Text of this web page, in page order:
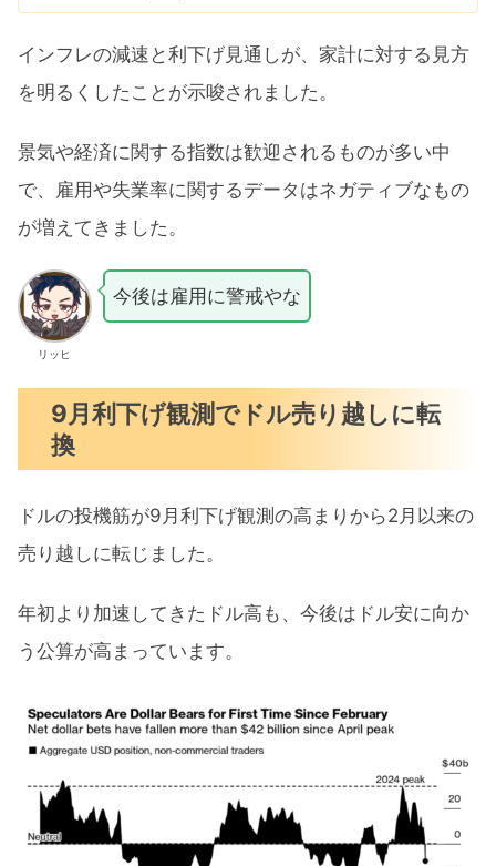
インフレの減速と利下げ見通しが、家計に対する見方
を明るくしたことが示唆されました。
景気や経済に関する指数は歓迎されるものが多い中
で、雇用や失業率に関するデータはネガティブなもの
が増えてきました。
リッヒ
今後は雇用に警戒やな
9月利下げ観測でドル売り越しに転
換
ドルの投機筋が9月利下げ観測の高まりから2月以来の
売り越しに転じました。
年初より加速してきたドル高も、今後はドル安に向か
う公算が高まっています。